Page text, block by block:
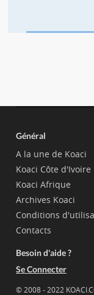
Général
A la une de Koaci
Koaci Côte d'Ivoire
Koaci Afrique
Archives Koaci
Conditions
Contacts
Besoin d'aide ?
Se Connecter
© 2008 - 2022